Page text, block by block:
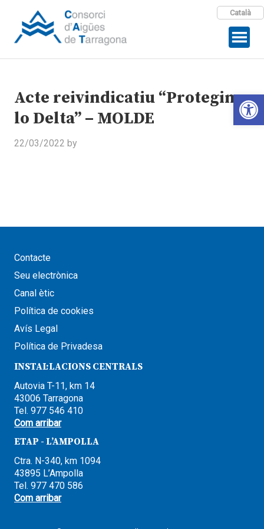
Català
Acte reivindicatiu “Protegim
lo Delta” – MOLDE
22/03/2022 by
Contacte
Seu electrònica
Canal ètic
Política de cookies
Avís Legal
Política de Privadesa
INSTAL·LACIONS CENTRALS
Autovia T-11, km 14
43006 Tarragona
Tel. 977 546 410
Com arribar
ETAP - L’AMPOLLA
Ctra. N-340, km 1094
43895 L’Ampolla
Tel. 977 470 586
Com arribar